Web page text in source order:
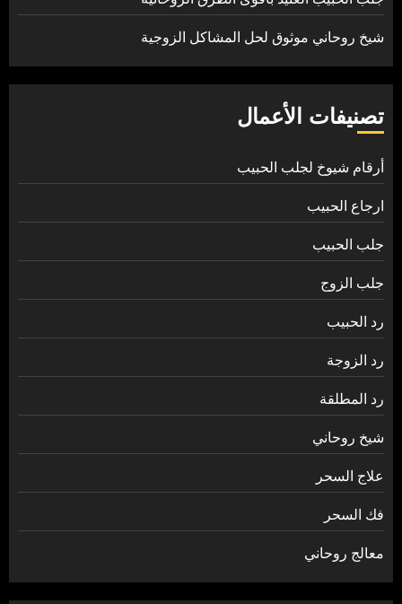
شيخ روحاني موثوق لحل المشاكل الزوجية
تصنيفات الأعمال
أرقام شيوخ لجلب الحبيب
ارجاع الحبيب
جلب الحبيب
جلب الزوج
رد الحبيب
رد الزوجة
رد المطلقة
شيخ روحاني
علاج السحر
فك السحر
معالج روحاني